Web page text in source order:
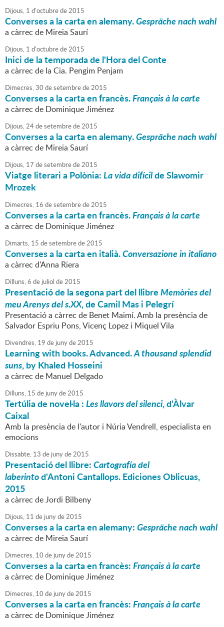
Dijous, 1 d'octubrede2015
Converses a la carta en alemany.Gespräche nach wahl
a càrrec de Mireia Saurí
Dijous, 1 d'octubrede2015
Inici de la temporada de l'Hora del Conte
a càrrec de la Cia. Pengim Penjam
Dimecres,30 desetembrede2015
Converses a la carta en francès.Français à la carte
a càrrec de Dominique Jiménez
Dijous,24desetembrede2015
Converses a la carta en alemany.Gespräche nach wahl
a càrrec de Mireia Saurí
Dijous, 17 desetembrede2015
Viatge literari a Polònia:La vida difícilde Slawomir
Mrozek
Dimecres, 16 desetembrede2015
Converses a la carta en francès.Français à la carte
a càrrec de Dominique Jiménez
Dimarts, 15 desetembrede2015
Converses a la carta en italià.Conversazione in italiano
a càrrec d'Anna Riera
Dilluns,6 de juliol de2015
Presentació de la segona part del llibreMemòries del
meu Arenys del s.XX, de Camil Mas i Pelegrí
Presentació a càrrec de Benet Maimí. Amb la presència de
Salvador Espriu Pons, Vicenç Lopez i Miquel Vila
Divendres, 19 de junyde2015
Learning with books. Advanced.A thousand splendid
suns, by Khaled Hosseini
a càrrec de Manuel Delgado
Dilluns, 15 de junyde2015
Tertúlia de novel·la :Les llavors del silenci, d'Àlvar
Caixal
Amb la presència de l'autor i Núria Vendrell, especialista en
emocions
Dissabte, 13 de junyde2015
Presentació del llibre:Cartografía del
laberintod'Antoni Cantallops. Ediciones Oblicuas,
2015
a càrrec de Jordi Bilbeny
Dijous, 11 de junyde2015
Converses a la carta en alemany:Gespräche nach wahl
a càrrec de Mireia Saurí
Dimecres, 10 de junyde2015
Converses a la carta en francès:Français à la carte
a càrrec de Dominique Jiménez
Dimecres, 10 de junyde2015
Converses a la carta en francès:Français à la carte
a càrrec de Dominique Jiménez